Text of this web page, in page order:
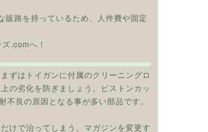
販路を持っているため、人件費や固定
.comへ！
ずはトイガンに付属のクリーニングロ
の劣化を防ぎましょう。ピストンカッ
良の原因となる事が多い部品です。
けで治ってしまう、マガジンを変更す